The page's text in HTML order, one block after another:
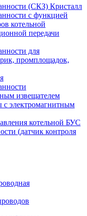
(СКЗ) Кристалл
с функцией
котельной
передачи
для
промплощадок,
извещателем
с электромагнитным
котельной БУС
(датчик контроля